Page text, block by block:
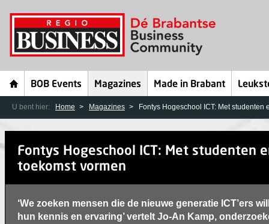
BOB Events Magazines Made in Brabant
U bent hier: Home Magazines Fontys Hogeschool ICT: Met
Fontys Hogeschool ICT: Met studenten
toekomst vormen
‘We zoeken mensen die de nieuwe generatie ICT’ers
hun kennis en ervaring’ vertelt Jo-An Kamp,